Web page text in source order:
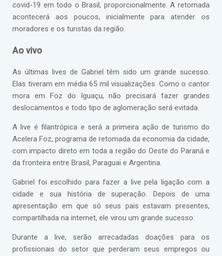
covid-19 em todo o Brasil, proporcionalmente. A retomada
acontecerá aos poucos, inicialmente para atender os
moradores e os turistas da região.
Ao vivo
As últimas lives de Gabriel têm sido um grande sucesso.
Elas tiveram em média 65 mil visualizações. Como o cantor
mora em Foz do Iguaçu, não precisará fazer grandes
deslocamentos e todo tipo de aglomeração será evitada.
A live é filantrópica e será a primeira ação de turismo do
Acelera Foz, programa de retomada da economia da cidade,
com impacto direto em toda a região do Oeste do Paraná e
da fronteira entre Brasil, Paraguai e Argentina.
Gabriel foi escolhido para fazer a live pela ligação com a
cidade e sua história de superação. Depois de uma
apresentação em que só seus pais estavam presentes,
compartilhada na internet, ele virou um grande sucesso.
Durante a live, serão arrecadadas doações para os
profissionais do setor que perderam seus empregos ou